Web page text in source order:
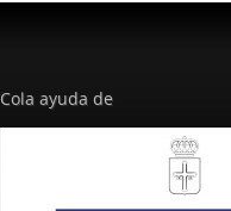
Cola ayuda de